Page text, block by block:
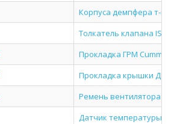
Корпуса демпфера т-н
Толкатель клапана
Прокладка ГРМ
Прокладка крышки ДВС
Ремень вентилятора
Датчик температуры